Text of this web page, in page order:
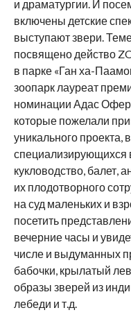
и драматургии. И
включены детские
выступают звери.
посвящено действо
в парке «Ган ха-
зоопарк лауреат
номинации Адас
которые пожелали
уникального проекта,
специализирующихся
кукловодство, балет,
их плодотворного
на суд маленьких и
посетить
вечерние часы и
числе и выдуманных
бабочки, крылатый
образы зверей из
лебеди и т.д.